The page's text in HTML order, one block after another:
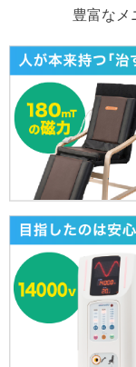
豊富なメ